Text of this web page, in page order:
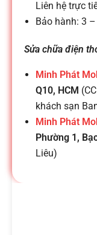
t
h
o
ạ
i
Liên hệ trực
Bảo hành: 3
Sửa chữa điện
Minh Phát
Q10, HCM
khách sạn
Minh Phát
Phường 1,
Liêu)